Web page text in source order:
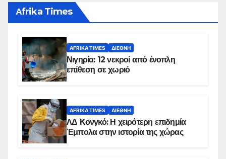
Αfrika Times
AFRIKA TIMES ΔΙΕΘΝΉ
Νιγηρία: 12 νεκροί από ένοπλη
επίθεση σε χωριό
AFRIKA TIMES ΔΙΕΘΝΉ
ΛΔ Κονγκό: Η χειρότερη επιδημία
Έμπολα στην ιστορία της χώρας